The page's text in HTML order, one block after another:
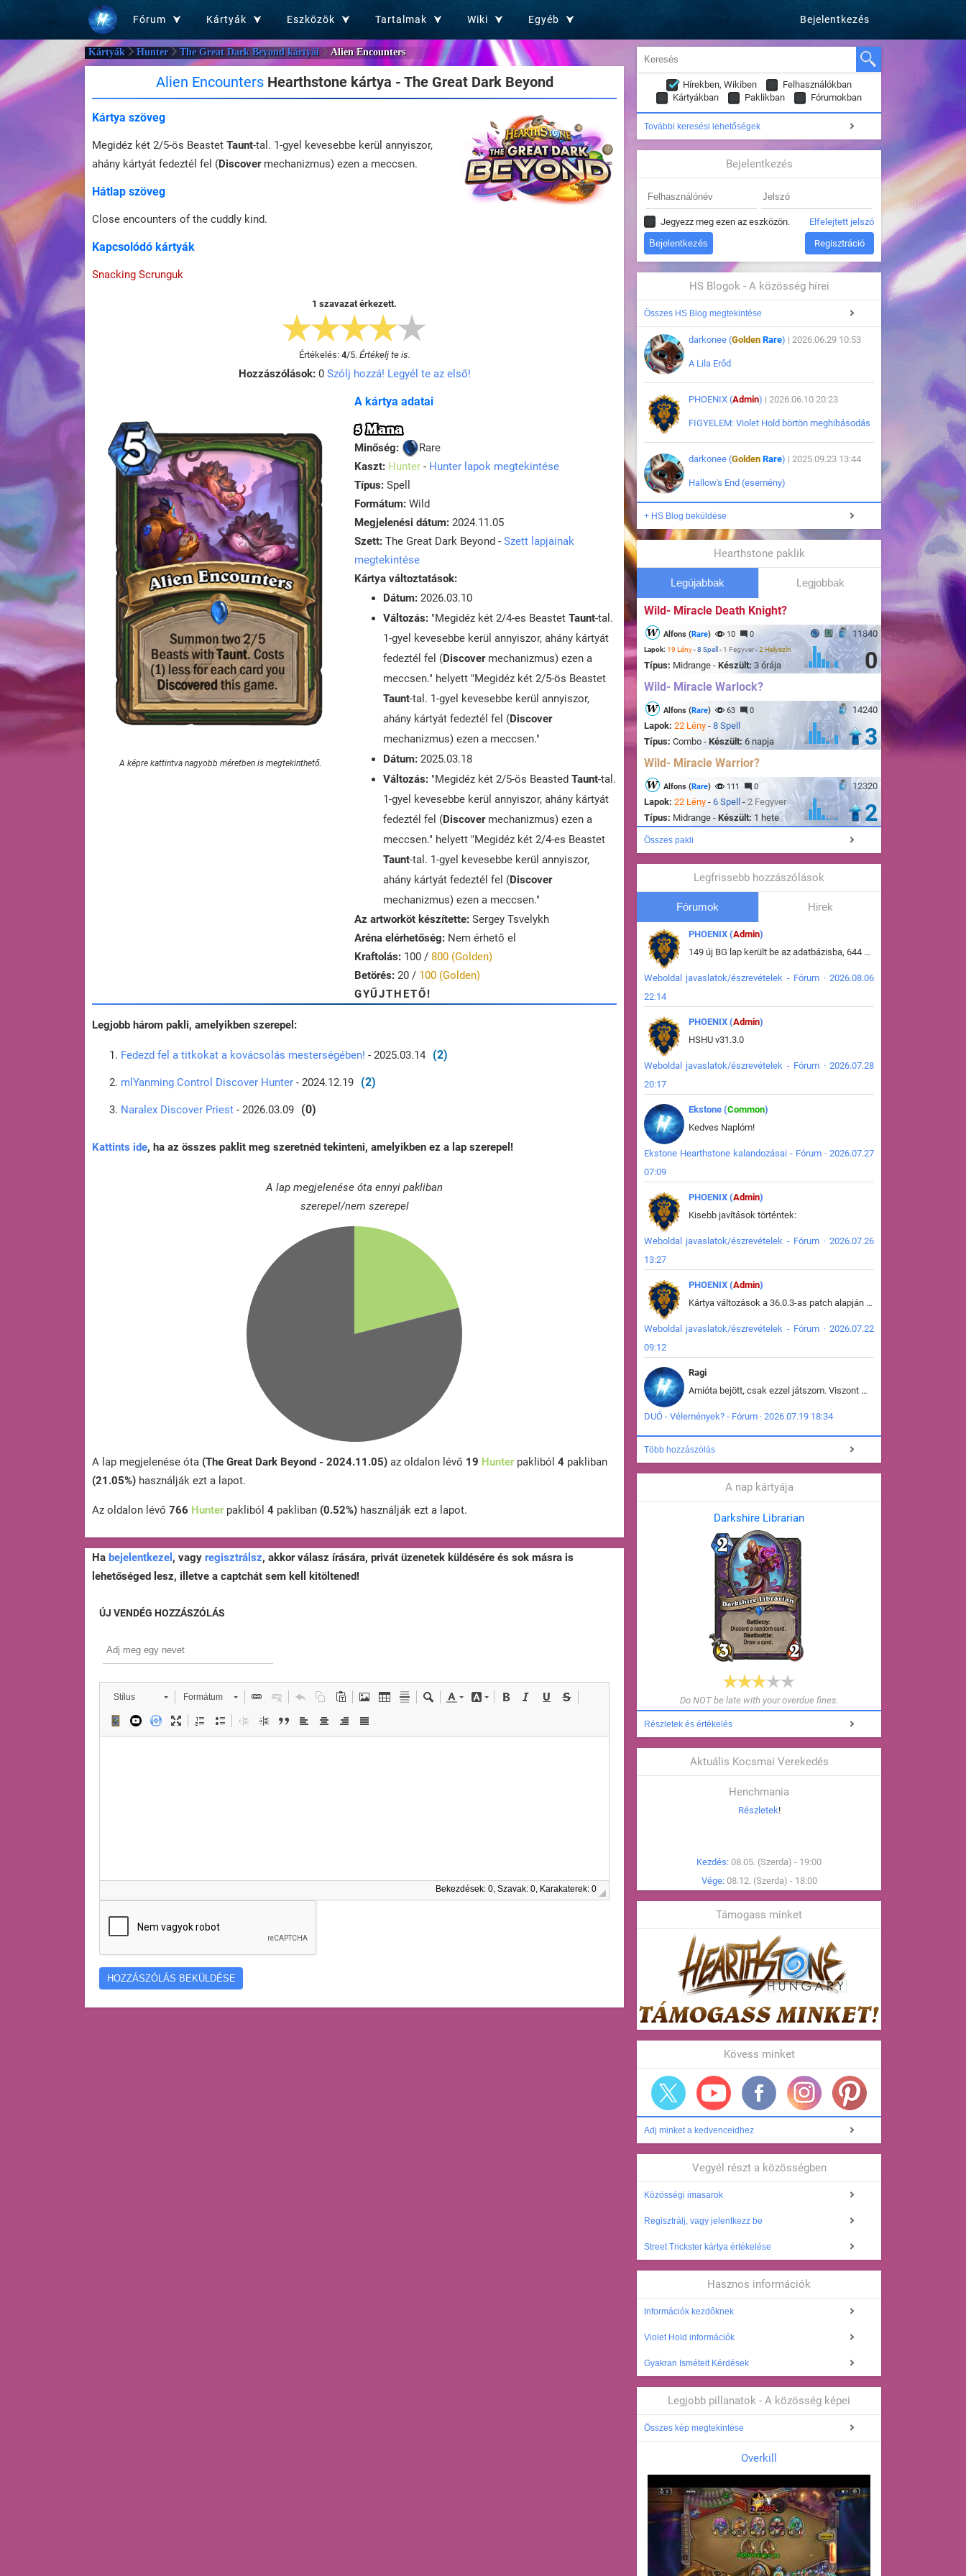
Fórum Kártyák Eszközök Tartalmak Wiki Egyéb Bejelentkezés
Kártyák Hunter The Great Dark Beyond kártyái Alien Encounters
Alien EncountersHearthstone kártya - The Great Dark Beyond
Kártya szöveg
Megidéz két 2/5-ös Beastet Taunt-tal. 1-gyel kevesebbe kerül annyiszor,
ahány kártyát fedeztél fel (Discovermechanizmus) ezen a meccsen.
Hátlap szöveg
Close encounters of the cuddly kind.
Kapcsolódó kártyák
Snacking Scrunguk
1 szavazat érkezett.
Értékelés: 4/5. Értékelj te is.
Hozzászólások:0 Szólj hozzá! Legyél te az első!
A képre kattintva nagyobb méretben is megtekinthető.
A kártya adatai
5 Mana
Minőség:
Rare
Kaszt: Hunter - Hunter lapok megtekintése
Típus: Spell
Formátum: Wild
Megjelenési dátum: 2024.11.05
Szett: The Great Dark Beyond - Szett lapjainak
megtekintése
Kártya változtatások:
Dátum: 2026.03.10
Változás: "Megidéz két 2/4-es Beastet Taunt-tal.
1-gyel kevesebbe kerül annyiszor, ahány kártyát
fedeztél fel (Discovermechanizmus) ezen a
meccsen." helyett "Megidéz két 2/5-ös Beastet
Taunt-tal. 1-gyel kevesebbe kerül annyiszor,
ahány kártyát fedeztél fel (Discover
mechanizmus) ezen a meccsen."
Dátum: 2025.03.18
Változás: "Megidéz két 2/5-ös Beasted Taunt-tal.
1-gyel kevesebbe kerül annyiszor, ahány kártyát
fedeztél fel (Discovermechanizmus) ezen a
meccsen." helyett "Megidéz két 2/4-es Beastet
Taunt-tal. 1-gyel kevesebbe kerül annyiszor,
ahány kártyát fedeztél fel (Discover
mechanizmus) ezen a meccsen."
Az artworköt készítette: Sergey Tsvelykh
Aréna elérhetőség: Nem érhető el
Kraftolás: 100 / 800 (Golden)
Betörés: 20 / 100 (Golden)
GYŰJTHETŐ!
Legjobb három pakli, amelyikben szerepel:
Fedezd fel a titkokat a kovácsolás mesterségében! - 2025.03.14 (2)
mlYanming Control Discover Hunter - 2024.12.19 (2)
Naralex Discover Priest - 2026.03.09 (0)
Kattints ide, ha az összes paklit meg szeretnéd tekinteni, amelyikben ez a lap szerepel!
A lap megjelenése óta ennyi pakliban
szerepel/nem szerepel
A lap megjelenése óta (The Great Dark Beyond - 2024.11.05) az oldalon lévő 19 Hunterpakliból 4 pakliban
(21.05%) használják ezt a lapot.
Az oldalon lévő 766 Hunterpakliból 4 pakliban (0.52%) használják ezt a lapot.
Ha bejelentkezel , vagy regisztrálsz, akkor válasz írására, privát üzenetek küldésére és sok másra is
lehetőséged lesz, illetve a captchát sem kell kitöltened!
ÚJ VENDÉG HOZZÁSZÓLÁS
Stílus Formátum
Bekezdések: 0, Szavak: 0, Karakaterek: 0
Hírekben, Wikiben
Felhasználókban
Kártyákban
Paklikban Fórumokban
További keresési lehetőségek
Bejelentkezés
Jegyezz meg ezen az eszközön. Elfelejtett jelszó
Regisztráció
HS Blogok - A közösség hírei
Összes HS Blog megtekintése
darkonee (Golden Rare) | 2026.06.29 10:53
A Lila Erőd
PHOENIX (Admin) | 2026.06.10 20:23
FIGYELEM: Violet Hold börtön meghibásodás
darkonee (Golden Rare) | 2025.09.23 13:44
Hallow's End (esemény)
+ HS Blog beküldése
Hearthstone paklik
Legújabbak Legjobbak
Wild- Miracle Death Knight?
11840
Alfons (Rare) 10 0
Lapok: 19 Lény-8 Spell - 1 Fegyver-2 Helyszín
Típus: Midrange - Készült: 3 órája 0
Wild- Miracle Warlock?
14240
Alfons (Rare) 63 0
Lapok: 22 Lény - 8 Spell
Típus: Combo - Készült: 6 napja 3
Wild- Miracle Warrior?
12320
Alfons (Rare) 111 0
Lapok: 22 Lény - 6 Spell - 2 Fegyver
Típus: Midrange - Készült: 1 hete 2
Összes pakli
Legfrissebb hozzászólások
Fórumok Hirek
PHOENIX (Admin)
149 új BG lap került be az adatbázisba, 644 db meglévő BG lap módosult, bekerültek az új képek a megváltozott lapokhoz is.
Weboldal javaslatok/észrevételek - Fórum · 2026.08.06
22:14
PHOENIX (Admin)
HSHU v31.3.0
Weboldal javaslatok/észrevételek - Fórum · 2026.07.28
20:17
Ekstone (Common)
Kedves Naplóm!
Ekstone Hearthstone kalandozásai - Fórum · 2026.07.27
07:09
PHOENIX (Admin)
Kisebb javítások történtek:
Weboldal javaslatok/észrevételek - Fórum · 2026.07.26
13:27
PHOENIX (Admin)
Kártya változások a 36.0.3-as patch alapján frissítve az adatbázisban (képek is cserélve).
Weboldal javaslatok/észrevételek - Fórum · 2026.07.22
09:12
Ragi
Amióta bejött, csak ezzel játszom. Viszont mint minden más - akár az alapjáték is, ez is baromira összetett lett. Néha már pár kör után is esélytelen az egész. Vagy irreállisan túltápol valaki, vagy lelép a partner, vagy csak hülye mint a segg. És amikor eljönne az én időm, na akkor jön el mindenki másé is. Engem jobban érdekelne, hogy ki milyen ratingen szokott játszani. Na ez lenne egy érdekes adat.
DUÓ - Vélemények? - Fórum · 2026.07.19 18:34
Több hozzászólás
A nap kártyája
Darkshire Librarian
Do NOT be late with your overdue fines.
Részletek és értékelés
Aktuális Kocsmai Verekedés
Henchmania
Részletek!
Kezdés: 08.05. (Szerda) - 19:00
Vége: 08.12. (Szerda) - 18:00
Támogass minket
Kövess minket
Adj minket a kedvenceidhez
Vegyél részt a közösségben
Közösségi imasarok
Regisztrálj, vagy jelentkezz be
Street Trickster kártya értékelése
Hasznos információk
Információk kezdőknek
Violet Hold információk
Gyakran Ismételt Kérdések
Legjobb pillanatok - A közösség képei
Összes kép megtekintése
Overkill